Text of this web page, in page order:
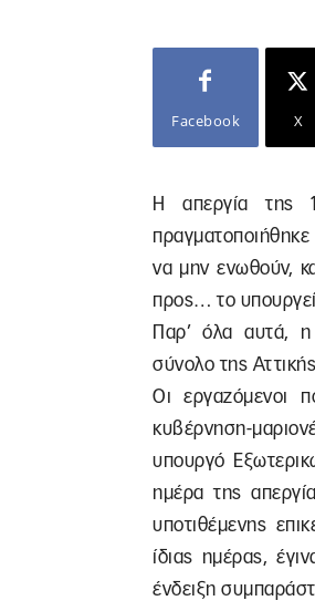
Facebook X
Η απεργία της
πραγματοποιήθηκε
να μην ενωθούν,
προς… το
Παρ’ όλα αυτά, η
σύνολο της
Οι εργαζόμενοι
κυβέρνηση-
υπουργό
ημέρα της
υποτιθέμενης
ίδιας ημέρας,
ένδειξη